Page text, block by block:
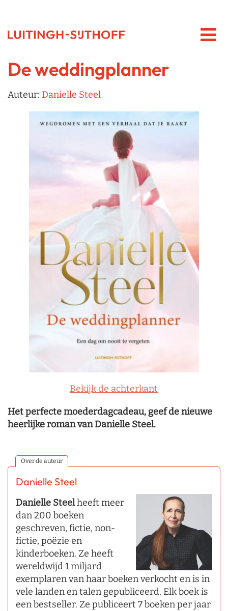
De weddingplanner
Auteur: Danielle Steel
Bekijk de achterkant
Het perfecte moederdagcadeau, geef de nieuwe
heerlijke roman van Danielle Steel.
Over de auteur
Danielle Steel
Danielle Steelheeft meer
dan 200 boeken
geschreven, fictie, non-
fictie, poëzie en
kinderboeken. Ze heeft
wereldwijd 1 miljard
exemplaren van haar boeken verkocht en is in
vele landen en talen gepubliceerd. Elk boek is
een bestseller. Ze publiceert 7 boeken per jaar